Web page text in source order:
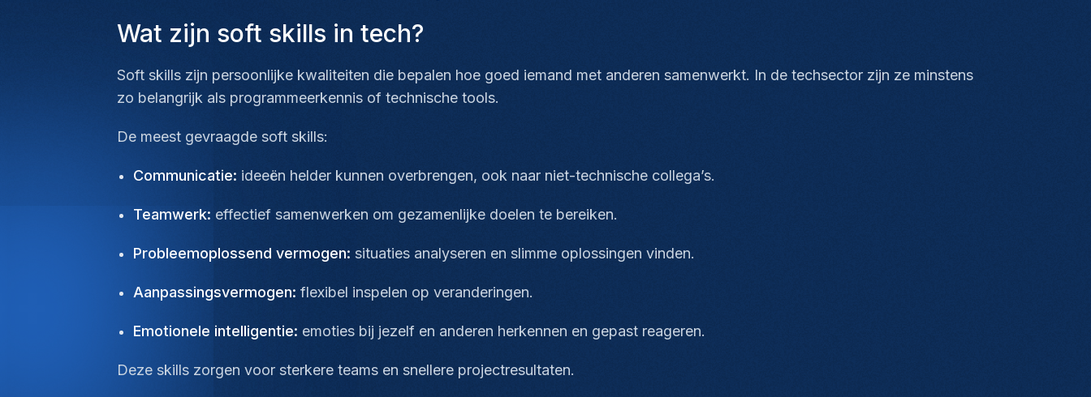
Wat zijn soft skills in tech?
Soft skills zijn persoonlijke kwaliteiten die bepalen hoe goed iemand met anderen samenwerkt. In de techsector zijn ze minstens
zo belangrijk als programmeerkennis of technische tools.
De meest gevraagde soft skills:
Communicatie: ideeën helder kunnen overbrengen, ook naar niet-technische collega’s.
Teamwerk: effectief samenwerken om gezamenlijke doelen te bereiken.
Probleemoplossend vermogen: situaties analyseren en slimme oplossingen vinden.
Aanpassingsvermogen: flexibel inspelen op veranderingen.
Emotionele intelligentie: emoties bij jezelf en anderen herkennen en gepast reageren.
Deze skills zorgen voor sterkere teams en snellere projectresultaten.